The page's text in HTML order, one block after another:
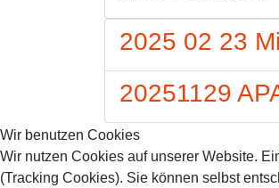
2025 02 23
20251129
Wir benutzen Cookies
Wir nutzen Cookies auf unserer Website.
(Tracking Cookies). Sie können selbst